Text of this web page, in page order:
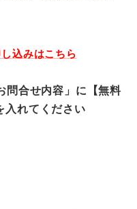
込みはこちら
問合せ内容」に【無料
入れてください